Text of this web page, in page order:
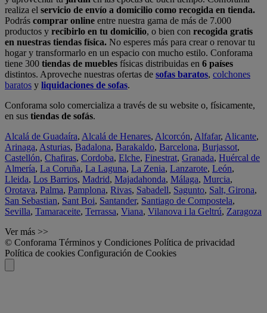
realiza el servicio de envío a domicilio como recogida en tienda.
Podrás comprar online entre nuestra gama de más de 7.000
productos y recibirlo en tu domicilio, o bien con recogida gratis
en nuestras tiendas física. No esperes más para crear o renovar tu
hogar y transformarlo en un espacio con mucho estilo. Conforama
tiene 300 tiendas de muebles físicas distribuidas en 6 países
distintos. Aproveche nuestras ofertas de sofas baratos, colchones
baratos y liquidaciones de sofas.
Conforama solo comercializa a través de su website o, físicamente,
en sus tiendas de sofás.
Alcalá de Guadaíra, Alcalá de Henares, Alcorcón, Alfafar, Alicante,
Arinaga, Asturias, Badalona, Barakaldo, Barcelona, Burjassot,
Castellón, Chafiras, Cordoba, Elche, Finestrat, Granada, Huércal de
Almería, La Coruña, La Laguna, La Zenia, Lanzarote, León,
Lleida, Los Barrios, Madrid, Majadahonda, Málaga, Murcia,
Orotava, Palma, Pamplona, Rivas, Sabadell, Sagunto, Salt, Girona,
San Sebastian, Sant Boi, Santander, Santiago de Compostela,
Sevilla, Tamaraceite, Terrassa, Viana, Vilanova i la Geltrú, Zaragoza
Ver más >>
© Conforama Términos y Condiciones Política de privacidad
Política de cookies Configuración de Cookies